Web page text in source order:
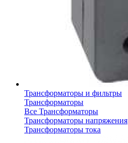
Трансформаторы и фильтры
Трансформаторы
Все Трансформаторы
Трансформаторы напряжения
Трансформаторы тока